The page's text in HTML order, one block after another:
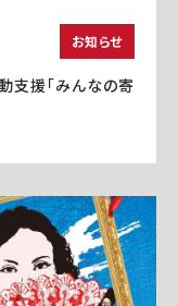
お知らせ
支援「みんなの寄